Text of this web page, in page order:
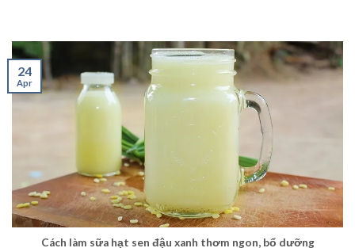
Cách làm sữa hạt sen đậu xanh thơm ngon, bổ dưỡng
24
Apr